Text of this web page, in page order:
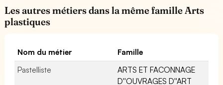
Les autres métiers dans la même famille Arts
plastiques
Nom du métier
Famille
Pastelliste
ARTS ET FACONNAGE
D''OUVRAGES D''ART